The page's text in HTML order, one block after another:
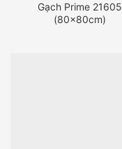
Gạch Prime 21605
(80x80cm)